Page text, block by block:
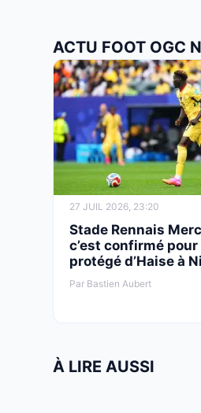
ACTU FOOT OGC
27 JUIL 2026, 23:20
Stade Rennais
c’est confirmé pour
protégé d’Haise à
Par Bastien Aubert
À LIRE AUSSI